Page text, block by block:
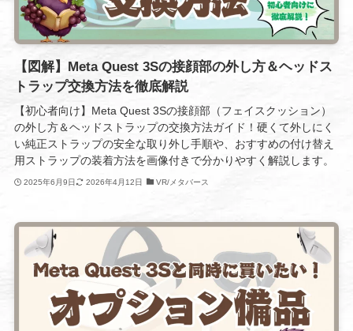
【図解】Meta Quest 3Sの接顔部の外し方＆ヘッドス
トラップ交換方法を徹底解説
【初心者向け】Meta Quest 3Sの接顔部（フェイスクッション）
の外し方＆ヘッドストラップの交換方法ガイド！硬くて外しにく
い純正ストラップの安全な取り外し手順や、おすすめの付け替え
用ストラップの装着方法を画像付きで分かりやすく解説します。
2025年6月9日 2026年4月12日 VR/メタバース